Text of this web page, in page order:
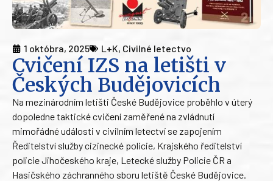
1 októbra, 2025 L+K, Civilné letectvo
Cvičení IZS na letišti v
Českých Budějovicích
Na mezinárodním letišti České Budějovice proběhlo v úterý
dopoledne taktické cvičení zaměřené na zvládnutí
mimořádné události v civilním letectví se zapojením
Ředitelství služby cizinecké policie, Krajského ředitelství
policie Jihočeského kraje, Letecké služby Policie ČR a
Hasičského záchranného sboru letiště České Budějovice.